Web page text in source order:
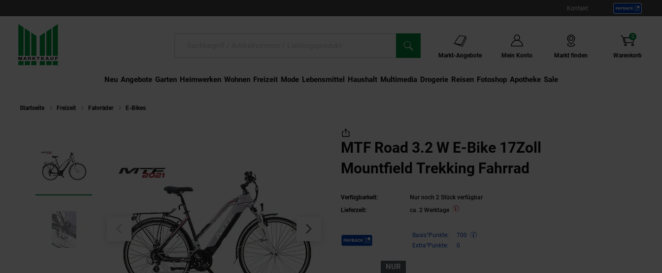
Kontakt
Markt-Angebote Mein Konto Markt finden Warenkorb
0
Artikel
Neu Angebote Garten Heimwerken Wohnen Freizeit Mode Lebensmittel Haushalt Multimedia Drogerie Externer Link:
Reisen Externer Link:
Fotoshop Externer Link:
Apotheke Sale
Startseite Freizeit Fahrräder E-Bikes
MTF Road 3.2 W E-Bike 17Zoll
Mountfield Trekking Fahrrad
Verfügbarkeit:
Nur noch 2 Stück verfügbar
Lieferzeit:
ca. 2 Werktage
Payback Punkte Basis°Punkte:
700
Extra°Punkte:
0
NUR